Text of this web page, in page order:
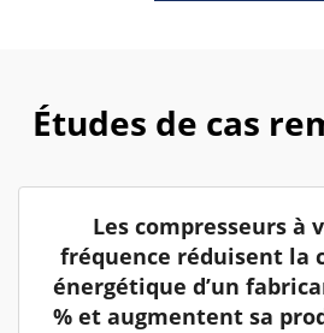
Études de cas
Les compresseurs à
fréquence réduisent la
énergétique d’un
% et augmentent sa